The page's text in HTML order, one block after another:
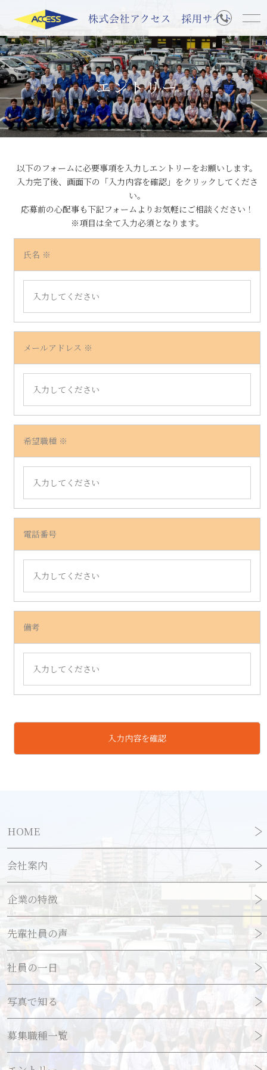
HOME
会社案内
企業の特徴
先輩社員の声
写真で知る
募集職種一覧
エントリー
エントリー
以下のフォームに必要事項を入力しエントリーをお願いします。
入力完了後、画面下の「入力内容を確認」をクリックしてくださ
い。
応募前の心配事も下記フォームよりお気軽にご相談ください！
※項目は全て入力必須となります。
氏名
メールアドレス
希望職種
電話番号
備考
入力内容を確認
HOME
会社案内
企業の特徴
先輩社員の声
社員の一日
写真で知る
募集職種一覧